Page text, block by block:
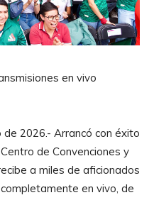
en vivo
de 2026.- Arrancó con éxito
de Convenciones y
a miles de aficionados
en vivo, de